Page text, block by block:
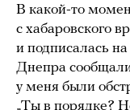
В какой-то
с хабаровского
и подписалась
Днепра
у меня были
„Ты в порядке?